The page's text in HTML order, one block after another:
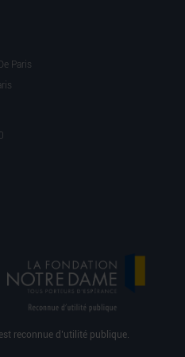
Paris
reconnue d’utilité publique.